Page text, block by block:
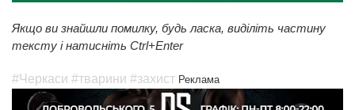
Якщо ви знайшли помилку, будь ласка, виділіть частину
тексту і натисніть Ctrl+Enter
#Черкаси #тварини #захист Реклама